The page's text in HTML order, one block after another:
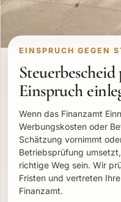
EINSPRUCH GEGEN
Einspruch
Wenn das Finanzamt
Werbungskosten oder
Schätzung vornimmt
Betriebsprüfung
richtige Weg sein. Wir
Fristen und vertreten
Finanzamt.